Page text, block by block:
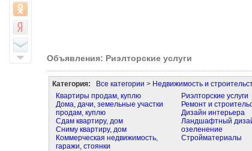
Объявления: Риэлторские услуги
Категория: Все категории > Недвижимость и
Квартиры продам, куплю
Дома, дачи, земельные участки
продам, куплю
Сдам квартиру, дом
Сниму квартиру, дом
Коммерческая недвижимость,
гаражи, стоянки
Риэлторские услуги
Ремонт и
Дизайн интерьера
Ландшафтный
озеленение
Стройматериалы